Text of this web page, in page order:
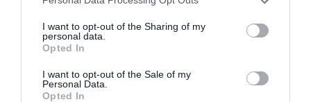
I want to opt-out of the Sharing of my
personal data.
Opted In
I want to opt-out of the Sale of my
Personal Data.
Opted In
Articolul anterior
Expoziţie de icoane bizantine la Pescara
Ovidiu Burduşa, proprietar de hotel la
Roma: „Criza a fost un noroc pentru mine”